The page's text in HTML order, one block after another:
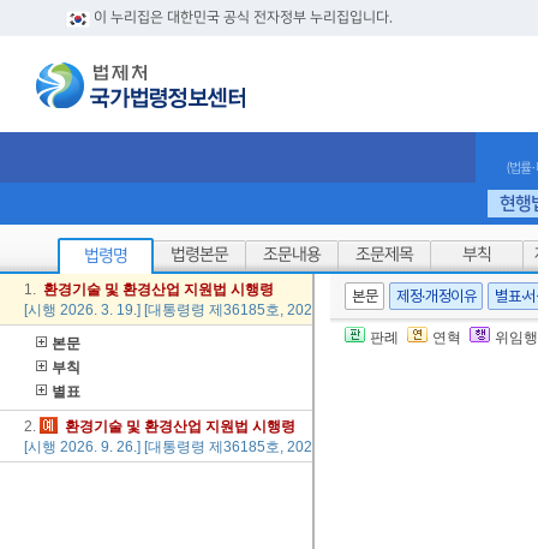
이 누리집은 대한민국 공식 전자정부 누리집입니다.
(법률
현행
법령명 법령본문 조문내용 조문제목 부칙
1. 환경기술 및 환경산업 지원법 시행령
[시행 2026. 3. 19.] [대통령령 제36185호, 2026. 3. 17., 일부개정]
본문
부칙
별표
2. 환경기술 및 환경산업 지원법 시행령
[시행 2026. 9. 26.] [대통령령 제36185호, 2026. 3. 17., 일부개정]
본문 제정·개정이유 별표·
판례 연혁 위임